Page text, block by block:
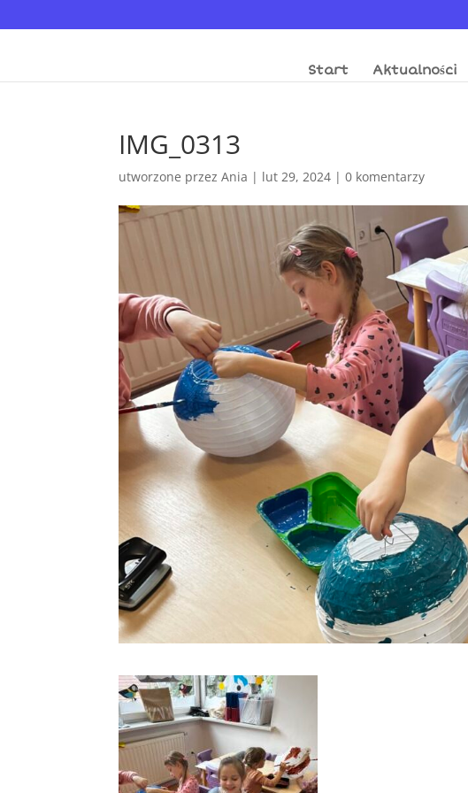
Start Aktualności
IMG_0313
utworzone przezAnia | lut 29, 2024 |0 komentarzy